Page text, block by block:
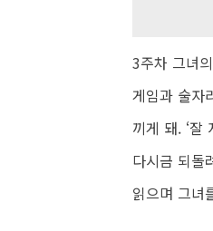
3주차 그녀
게임과 술자
끼게 돼. ‘잘
다시금 되돌
읽으며 그녀